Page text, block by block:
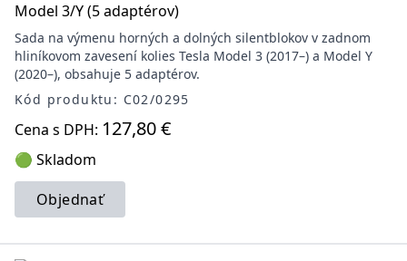
Model 3/Y (5 adaptérov)
Sada na výmenu horných a dolných silentblokov v zadnom
hliníkovom zavesení kolies Tesla Model 3 (2017–) a Model Y
(2020–), obsahuje 5 adaptérov.
Kód produktu: C02/0295
Cena s DPH: 127,80 €
🟢 Skladom
Objednať